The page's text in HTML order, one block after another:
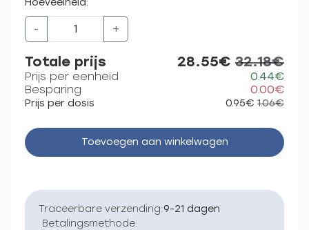
Hoeveelheid:
- +
Totale prijs 28.55€ 32.18€
Prijs per eenheid
0.44€
Besparing
0.00€
Prijs per dosis 0.95€ 1.06€
Toevoegen aan winkelwagen
Traceerbare verzending:9-21 dagen
Betalingsmethode: